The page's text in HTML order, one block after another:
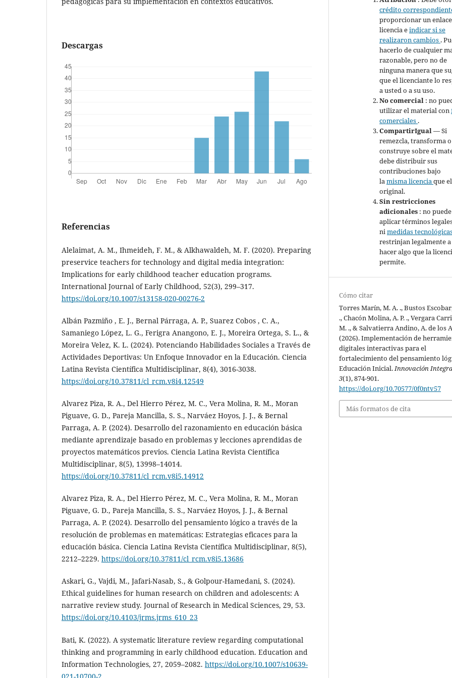
Descargas
Referencias
Alelaimat, A. M., Ihmeideh, F. M., & Alkhawaldeh, M. F. (2020). Preparing
preservice teachers for technology and digital media integration:
Implications for early childhood teacher education programs.
International Journal of Early Childhood, 52(3), 299–317.
https://doi.org/10.1007/s13158-020-00276-2
Albán Pazmiño , E. J., Bernal Párraga, A. P., Suarez Cobos , C. A.,
Samaniego López, L. G., Ferigra Anangono, E. J., Moreira Ortega, S. L., &
Moreira Velez, K. L. (2024). Potenciando Habilidades Sociales a Través de
Actividades Deportivas: Un Enfoque Innovador en la Educación. Ciencia
Latina Revista Científica Multidisciplinar, 8(4), 3016-3038.
https://doi.org/10.37811/cl_rcm.v8i4.12549
Alvarez Piza, R. A., Del Hierro Pérez, M. C., Vera Molina, R. M., Moran
Piguave, G. D., Pareja Mancilla, S. S., Narváez Hoyos, J. J., & Bernal
Parraga, A. P. (2024). Desarrollo del razonamiento en educación básica
mediante aprendizaje basado en problemas y lecciones aprendidas de
proyectos matemáticos previos. Ciencia Latina Revista Científica
Multidisciplinar, 8(5), 13998–14014.
https://doi.org/10.37811/cl_rcm.v8i5.14912
Alvarez Piza, R. A., Del Hierro Pérez, M. C., Vera Molina, R. M., Moran
Piguave, G. D., Pareja Mancilla, S. S., Narváez Hoyos, J. J., & Bernal
Parraga, A. P. (2024). Desarrollo del pensamiento lógico a través de la
resolución de problemas en matemáticas: Estrategias eficaces para la
educación básica. Ciencia Latina Revista Científica Multidisciplinar, 8(5),
2212–2229. https://doi.org/10.37811/cl_rcm.v8i5.13686
Askari, G., Vajdi, M., Jafari-Nasab, S., & Golpour-Hamedani, S. (2024).
Ethical guidelines for human research on children and adolescents: A
narrative review study. Journal of Research in Medical Sciences, 29, 53.
https://doi.org/10.4103/jrms.jrms_610_23
Bati, K. (2022). A systematic literature review regarding computational
thinking and programming in early childhood education. Education and
Information Technologies, 27, 2059–2082. https://doi.org/10.1007/s10639-
021-10700-2
crédito
proporcionar un
licencia eindicar si se
realizaron cambios .
hacerlo de cualquier
razonable, pero no de
ninguna manera que
que el licenciante lo
a usted o a su uso.
No comercial : no
utilizar el material con
comerciales .
CompartirIgual— Si
remezcla, transforma o
construye sobre el
debe distribuir sus
contribuciones bajo
lamisma licenciaque el
original.
Sin restricciones
adicionales : no puede
aplicar términos
nimedidas
restrinjan legalmente
hacer algo que la
permite.
Cómo citar
Torres Marín, M. A. ., Bustos
., Chacón Molina, A. P. ., Vergara
M. ., & Salvatierra Andino, A. de los
(2026). Implementación de
digitales interactivas para el
fortalecimiento del pensamiento
Educación Inicial.Innovación
3(1), 874-901.
https://doi.org/10.70577/0f0ntv57
Más formatos de cita